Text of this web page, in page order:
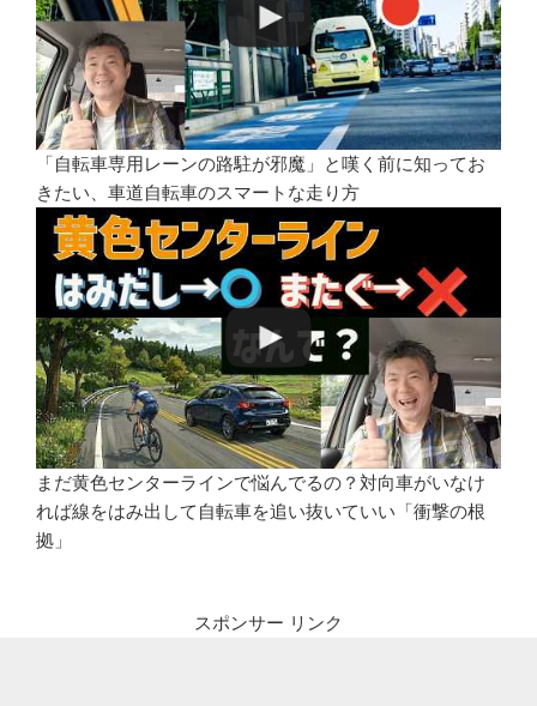
「自転車専用レーンの路駐が邪魔」と嘆く前に知ってお
きたい、車道自転車のスマートな走り方
まだ黄色センターラインで悩んでるの？対向車がいなけ
れば線をはみ出して自転車を追い抜いていい「衝撃の根
拠」
スポンサー リンク